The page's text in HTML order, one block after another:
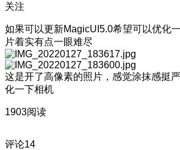
关注
如果可以更新MagicUI5.0希望可以优化
片着实有点一眼难尽
这是开了高像素的照片，感觉涂抹感挺
化一下相机
1903阅读
评论14